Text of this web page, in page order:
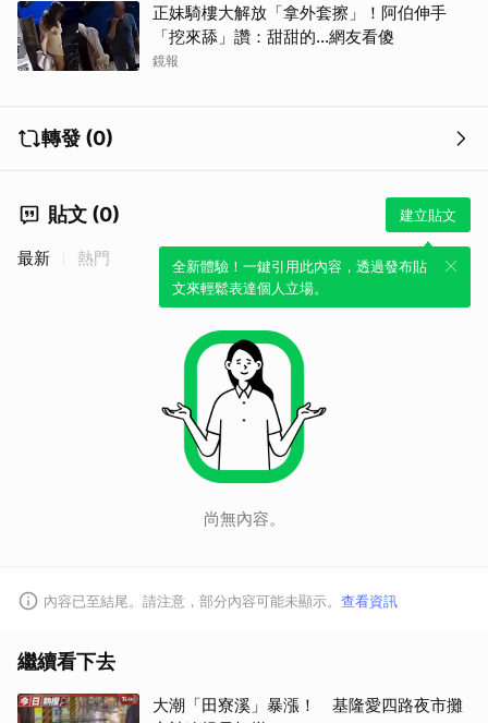
正妹騎樓大解放「拿外套擦」！阿伯伸手
「挖來舔」讚：甜甜的...網友看傻
鏡報
轉發 (0)
貼文 (0) 建立貼文
全新體驗！一鍵引用此內容，透過發布貼
文來輕鬆表達個人立場。
最新 熱門
尚無內容。
內容已至結尾。請注意，部分內容可能未顯示。 查看資訊
繼續看下去
大潮「田寮溪」暴漲！ 基隆愛四路夜市攤